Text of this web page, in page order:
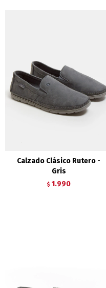
Calzado Clásico Rutero -
Gris
$ 1.990